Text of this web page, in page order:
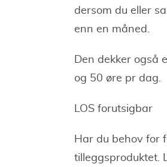
dersom du eller
enn en måned.
Den dekker også
og 50 øre pr dag.
LOS forutsigbar
Har du behov for
tilleggsproduktet.